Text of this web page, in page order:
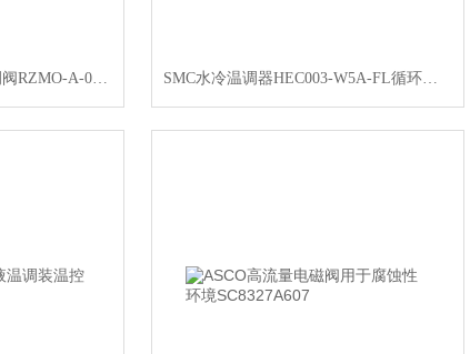
ATOS高性能闭环控制比例阀RZMO-A-030/10040 SMC水冷温调器HEC003-W5A-FL循环液温调装置